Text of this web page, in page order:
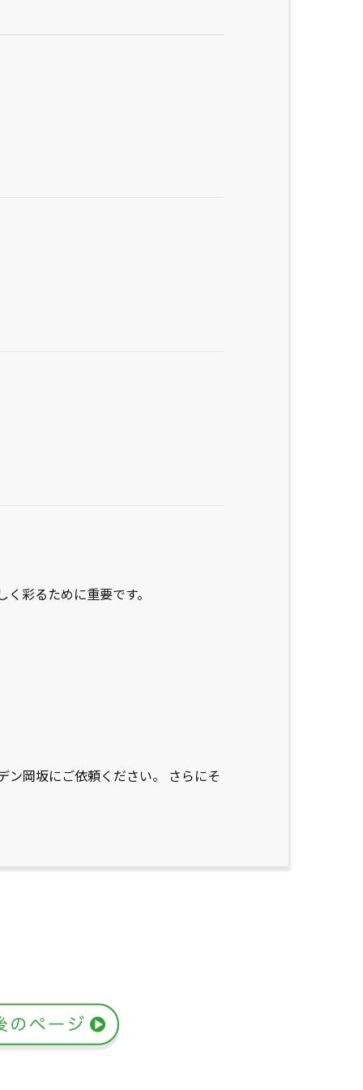
彩るために重要です。
ン岡坂にご依頼ください。 さらにそ